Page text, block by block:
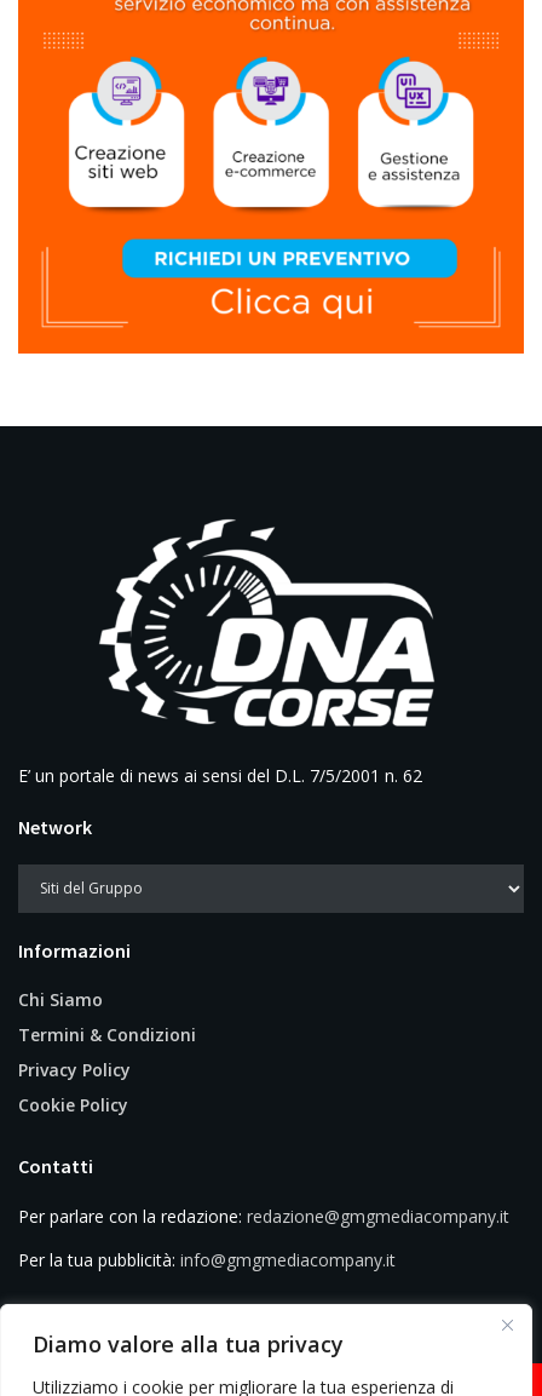
Diamo valore alla tua privacy
Utilizziamo i cookie per migliorare la tua esperienza di
E’ un portale di news ai sensi del D.L. 7/5/2001 n. 62
Network
Informazioni
Chi Siamo
Termini & Condizioni
Privacy Policy
Cookie Policy
Contatti
Per parlare con la redazione: redazione@gmgmediacompany.it
Per la tua pubblicità: info@gmgmediacompany.it